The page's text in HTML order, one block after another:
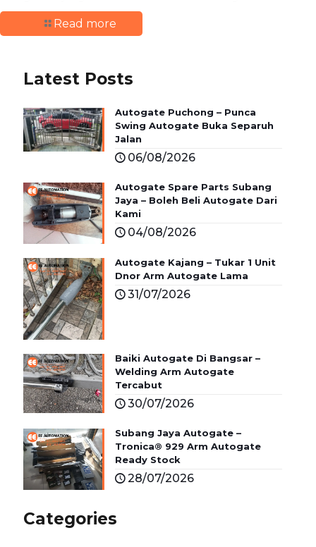
Read more
Latest Posts
Autogate Puchong – Punca
Swing Autogate Buka Separuh
Jalan
06/08/2026
Autogate Spare Parts Subang
Jaya – Boleh Beli Autogate Dari
Kami
04/08/2026
Autogate Kajang – Tukar 1 Unit
Dnor Arm Autogate Lama
31/07/2026
Baiki Autogate Di Bangsar –
Welding Arm Autogate
Tercabut
30/07/2026
Subang Jaya Autogate –
Tronica® 929 Arm Autogate
Ready Stock
28/07/2026
Categories